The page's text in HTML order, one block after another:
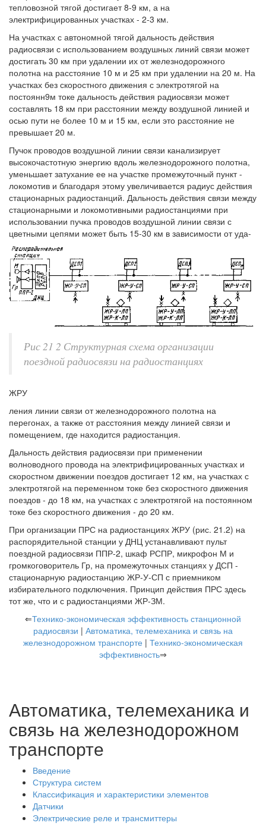
тепловозной тягой достигает 8-9 км, а на
электрифицированных участках - 2-3 км.
На участках с автономной тягой дальность действия
радиосвязи с использованием воздушных линий связи может
достигать 30 км при удалении их от железнодорожного
полотна на расстояние 10 м и 25 км при удалении на 20 м. На
участках без скоростного движения с электротягой на
постоянн9м токе дальность действия радиосвязи может
составлять 18 км при расстоянии между воздушной линией и
осью пути не более 10 м и 15 км, если это расстояние не
превышает 20 м.
Пучок проводов воздушной линии связи канализирует
высокочастотную энергию вдоль железнодорожного полотна,
уменьшает затухание ее на участке промежуточный пункт -
локомотив и благодаря этому увеличивается радиус действия
стационарных радиостанций. Дальность действия связи между
стационарными и локомотивными радиостанциями при
использовании пучка проводов воздушной линии связи с
цветными цепями может быть 15-30 км в зависимости от уда-
Рис 21 2 Структурная схема организации
поездной радиосвязи на радиостанциях
ЖРУ
ления линии связи от железнодорожного полотна на
перегонах, а также от расстояния между линией связи и
помещением, где находится радиостанция.
Дальность действия радиосвязи при применении
волноводного провода на электрифицированных участках и
скоростном движении поездов достигает 12 км, на участках с
электротягой на переменном токе без скоростного движения
поездов - до 18 км, на участках с электротягой на постоянном
токе без скоростного движения - до 20 км.
При организации ПРС на радиостанциях ЖРУ (рис. 21.2) на
распорядительной станции у ДНЦ устанавливают пульт
поездной радиосвязи ППР-2, шкаф РСПР, микрофон М и
громкоговоритель Гр, на промежуточных станциях у ДСП -
стационарную радиостанцию ЖР-У-СП с приемником
избирательного подключения. Принцип действия ПРС здесь
тот же, что и с радиостанциями ЖР-ЗМ.
⇐Технико-экономическая эффективность станционной
радиосвязи | Автоматика, телемеханика и связь на
железнодорожном транспорте | Технико-экономическая
эффективность⇒
Автоматика, телемеханика и
связь на железнодорожном
транспорте
Введение
Структура систем
Классификация и характеристики элементов
Датчики
Электрические реле и трансмиттеры